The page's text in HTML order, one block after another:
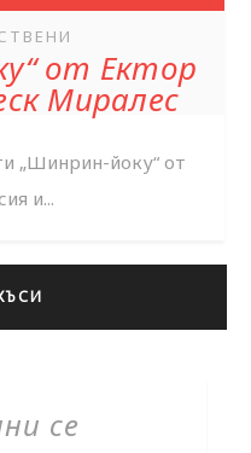
от Ектор
Миралес
„Шинрин-йоку“ от
и...
се